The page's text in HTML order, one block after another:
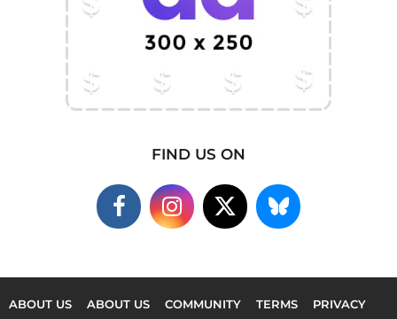
FIND US ON
ABOUT US ABOUT US COMMUNITY TERMS
PRIVACY